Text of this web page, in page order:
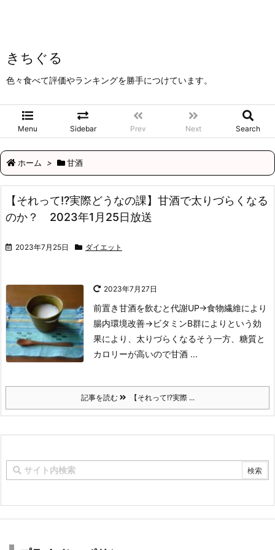
きちぐる
色々食べて評価やランキングを勝手につけています。
Menu Sidebar Prev Next Search
ホーム > 甘酒
【それって!?実際どうなの課】甘酒で太りづらくなる
のか？ 2023年1月25日放送
2023年7月25日 ダイエット
2023年7月27日
前置き甘酒を飲むと代謝UP→食物繊維により
腸内環境改善→ビタミンB群により という効
果により、太りづらくなるそう一方、糖質と
カロリーが高いので甘酒 ...
記事を読む 【それって!?実際 ...